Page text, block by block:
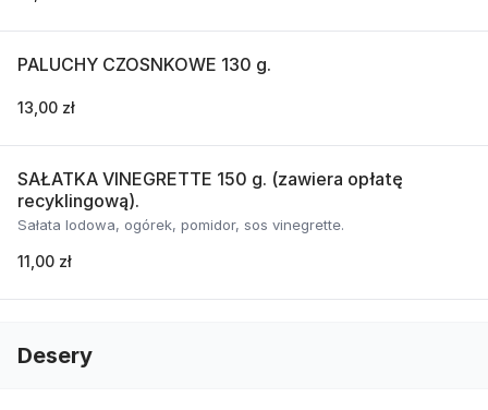
PALUCHY CZOSNKOWE 130 g.
13,00 zł
SAŁATKA VINEGRETTE 150 g. (zawiera opłatę
recyklingową).
Sałata lodowa, ogórek, pomidor, sos vinegrette.
11,00 zł
Desery